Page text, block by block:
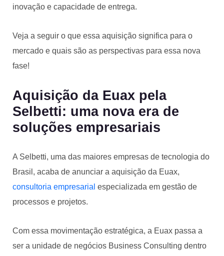
inovação e capacidade de entrega.
Veja a seguir o que essa aquisição significa para o
mercado e quais são as perspectivas para essa nova
fase!
Aquisição da Euax pela
Selbetti: uma nova era de
soluções empresariais
A Selbetti, uma das maiores empresas de tecnologia do
Brasil, acaba de anunciar a aquisição da Euax,
consultoria empresarial especializada em gestão de
processos e projetos.
Com essa movimentação estratégica, a Euax passa a
ser a unidade de negócios Business Consulting dentro